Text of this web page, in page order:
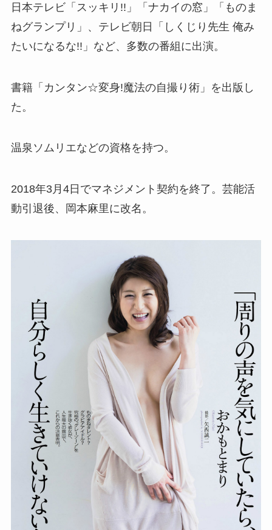
日本テレビ「スッキリ!!」「ナカイの窓」「ものま
ねグランプリ」、テレビ朝日「しくじり先生 俺み
たいになるな!!」など、多数の番組に出演。
書籍「カンタン☆変身!魔法の自撮り術」を出版し
た。
温泉ソムリエなどの資格を持つ。
2018年3月4日でマネジメント契約を終了。芸能活
動引退後、岡本麻里に改名。